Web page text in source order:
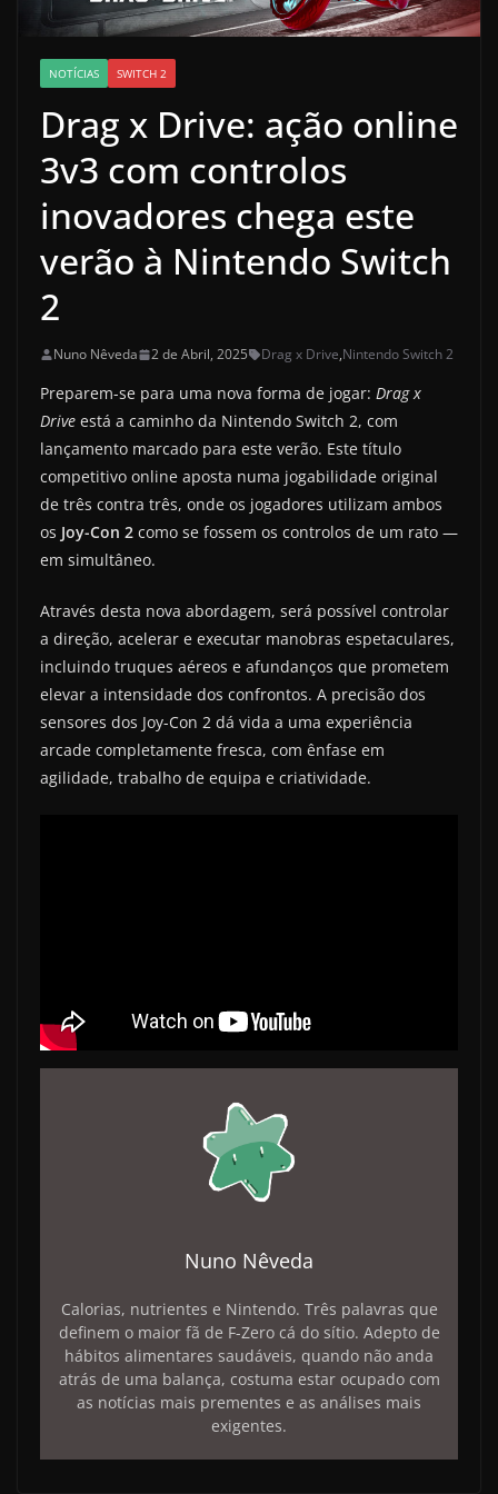
NOTÍCIAS SWITCH 2
Drag x Drive: ação online
3v3 com controlos
inovadores chega este
verão à Nintendo Switch
2
Nuno Nêveda 2 de Abril, 2025 Drag x Drive,Nintendo Switch 2
Preparem-se para uma nova forma de jogar: Drag x
Drive está a caminho da Nintendo Switch 2, com
lançamento marcado para este verão. Este título
competitivo online aposta numa jogabilidade original
de três contra três, onde os jogadores utilizam ambos
os Joy-Con 2 como se fossem os controlos de um rato —
em simultâneo.
Através desta nova abordagem, será possível controlar
a direção, acelerar e executar manobras espetaculares,
incluindo truques aéreos e afundanços que prometem
elevar a intensidade dos confrontos. A precisão dos
sensores dos Joy-Con 2 dá vida a uma experiência
arcade completamente fresca, com ênfase em
agilidade, trabalho de equipa e criatividade.
Nuno Nêveda
Calorias, nutrientes e Nintendo. Três palavras que
definem o maior fã de F-Zero cá do sítio. Adepto de
hábitos alimentares saudáveis, quando não anda
atrás de uma balança, costuma estar ocupado com
as notícias mais prementes e as análises mais
exigentes.